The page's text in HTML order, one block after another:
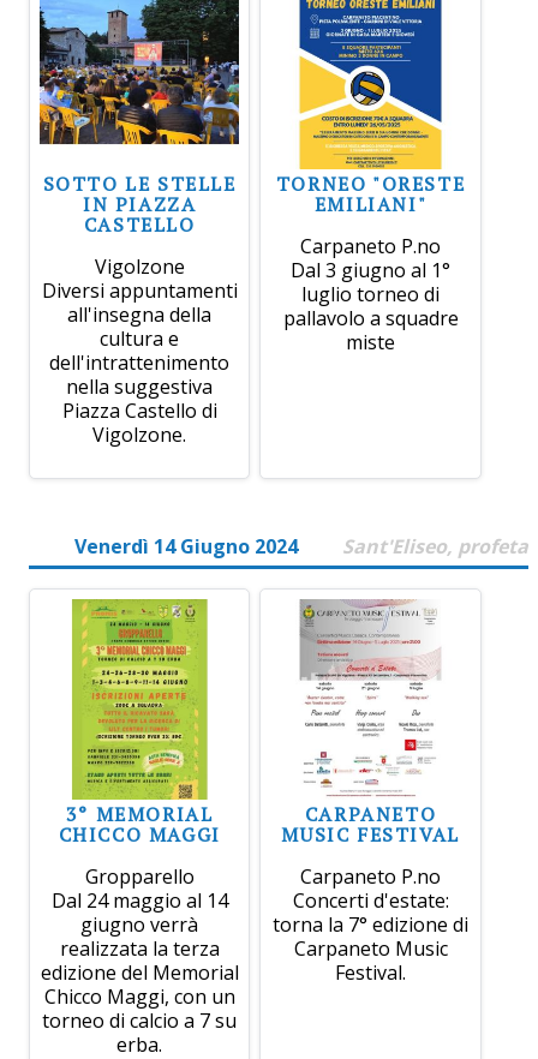
SOTTO LE STELLE
IN PIAZZA
CASTELLO
Vigolzone
Diversi appuntamenti
all'insegna della
cultura e
dell'intrattenimento
nella suggestiva
Piazza Castello di
Vigolzone.
TORNEO "ORESTE
EMILIANI"
Carpaneto P.no
Dal 3 giugno al 1°
luglio torneo di
pallavolo a squadre
miste
Venerdì 14 Giugno 2024 Sant'Eliseo, profeta
3° MEMORIAL
CHICCO MAGGI
Gropparello
Dal 24 maggio al 14
giugno verrà
realizzata la terza
edizione del Memorial
Chicco Maggi, con un
torneo di calcio a 7 su
erba.
CARPANETO
MUSIC FESTIVAL
Carpaneto P.no
Concerti d'estate:
torna la 7° edizione di
Carpaneto Music
Festival.